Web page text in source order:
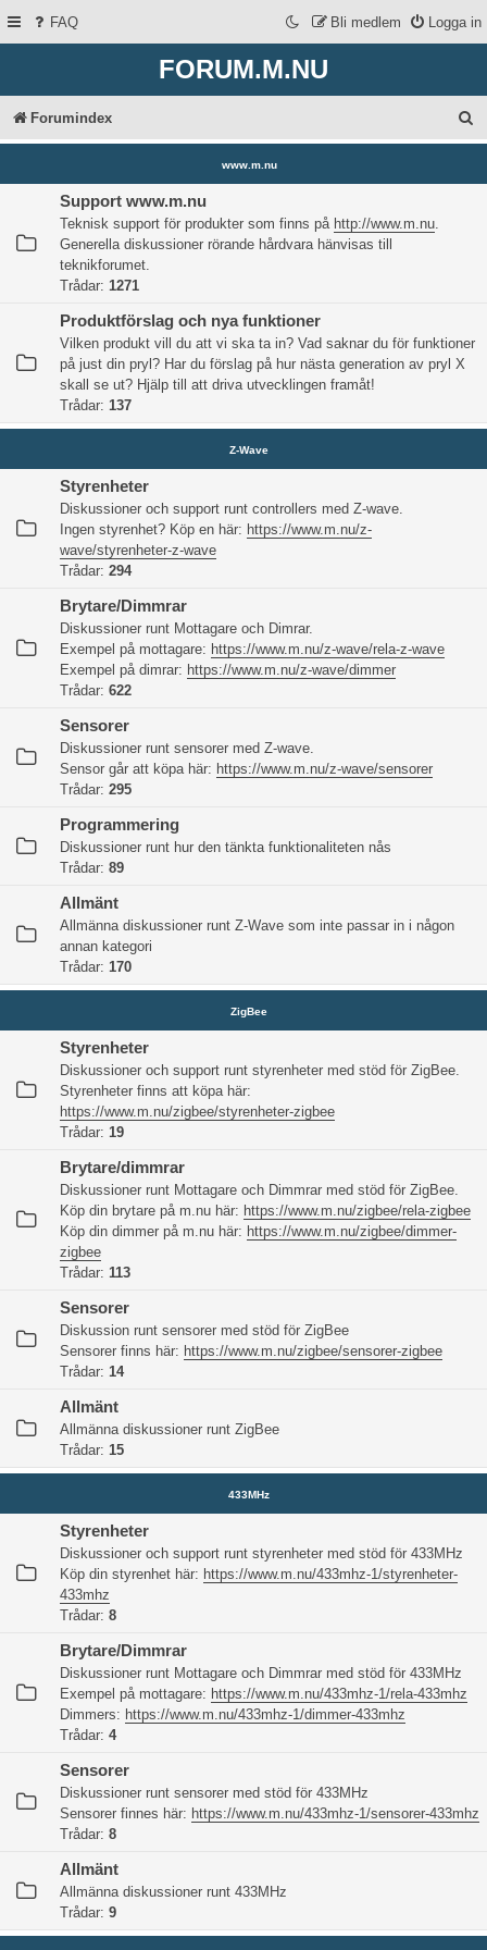
FAQ Logga in
Bli medlem
FORUM.M.NU
Forumindex
ö
k
www.m.nu
Support www.m.nu
Teknisk support för produkter som finns på http://www.m.nu.
Generella diskussioner rörande hårdvara hänvisas till
teknikforumet.
Trådar: 1271
Produktförslag och nya funktioner
Vilken produkt vill du att vi ska ta in? Vad saknar du för funktioner
på just din pryl? Har du förslag på hur nästa generation av pryl X
skall se ut? Hjälp till att driva utvecklingen framåt!
Trådar: 137
Z-Wave
Styrenheter
Diskussioner och support runt controllers med Z-wave.
Ingen styrenhet? Köp en här: https://www.m.nu/z-
wave/styrenheter-z-wave
Trådar: 294
Brytare/Dimmrar
Diskussioner runt Mottagare och Dimrar.
Exempel på mottagare: https://www.m.nu/z-wave/rela-z-wave
Exempel på dimrar: https://www.m.nu/z-wave/dimmer
Trådar: 622
Sensorer
Diskussioner runt sensorer med Z-wave.
Sensor går att köpa här: https://www.m.nu/z-wave/sensorer
Trådar: 295
Programmering
Diskussioner runt hur den tänkta funktionaliteten nås
Trådar: 89
Allmänt
Allmänna diskussioner runt Z-Wave som inte passar in i någon
annan kategori
Trådar: 170
ZigBee
Styrenheter
Diskussioner och support runt styrenheter med stöd för ZigBee.
Styrenheter finns att köpa här:
https://www.m.nu/zigbee/styrenheter-zigbee
Trådar: 19
Brytare/dimmrar
Diskussioner runt Mottagare och Dimmrar med stöd för ZigBee.
Köp din brytare på m.nu här: https://www.m.nu/zigbee/rela-zigbee
Köp din dimmer på m.nu här: https://www.m.nu/zigbee/dimmer-
zigbee
Trådar: 113
Sensorer
Diskussion runt sensorer med stöd för ZigBee
Sensorer finns här: https://www.m.nu/zigbee/sensorer-zigbee
Trådar: 14
Allmänt
Allmänna diskussioner runt ZigBee
Trådar: 15
433MHz
Styrenheter
Diskussioner och support runt styrenheter med stöd för 433MHz
Köp din styrenhet här: https://www.m.nu/433mhz-1/styrenheter-
433mhz
Trådar: 8
Brytare/Dimmrar
Diskussioner runt Mottagare och Dimmrar med stöd för 433MHz
Exempel på mottagare: https://www.m.nu/433mhz-1/rela-433mhz
Dimmers: https://www.m.nu/433mhz-1/dimmer-433mhz
Trådar: 4
Sensorer
Diskussioner runt sensorer med stöd för 433MHz
Sensorer finnes här: https://www.m.nu/433mhz-1/sensorer-433mhz
Trådar: 8
Allmänt
Allmänna diskussioner runt 433MHz
Trådar: 9